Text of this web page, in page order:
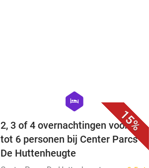
15%
hexagon
hotel
2, 3 of 4 overnachtingen voor 2
tot 6 personen bij Center Parcs
De Huttenheugte